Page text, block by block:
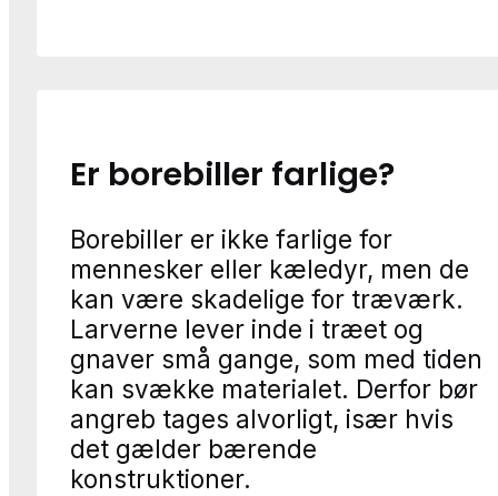
Er borebiller farlige?
Borebiller er ikke farlige for
mennesker eller kæledyr, men de
kan være skadelige for træværk.
Larverne lever inde i træet og
gnaver små gange, som med tiden
kan svække materialet. Derfor bør
angreb tages alvorligt, især hvis
det gælder bærende
konstruktioner.